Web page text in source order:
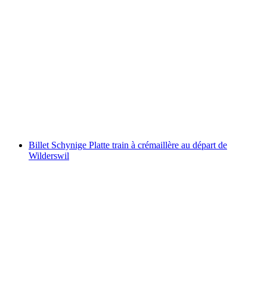
Billet Schynige Platte train à crémaillère au départ de
Wilderswil